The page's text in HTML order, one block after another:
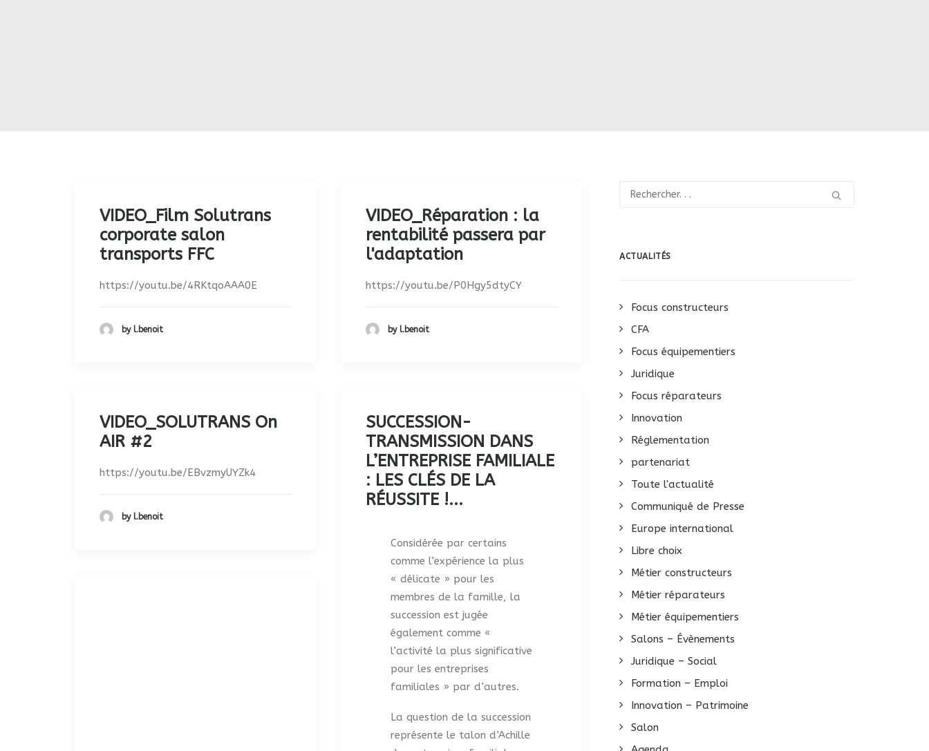
VIDEO_Film Solutrans
corporate salon
transports FFC
https://youtu.be/4RKtqoAAA0E
by l.benoit
VIDEO_Réparation : la
rentabilité passera par
l'adaptation
https://youtu.be/P0Hgy5dtyCY
by l.benoit
VIDEO_SOLUTRANS On
AIR #2
https://youtu.be/EBvzmyUYZk4
by l.benoit
SUCCESSION-
TRANSMISSION DANS
L’ENTREPRISE FAMILIALE
: LES CLÉS DE LA
RÉUSSITE !...
Considérée par certains
comme l’expérience la plus
« délicate » pour les
membres de la famille, la
succession est jugée
également comme «
l’activité la plus significative
pour les entreprises
familiales » par d’autres.
La question de la succession
représente le talon d’Achille
ACTUALITÉS
Focus constructeurs
CFA
Focus équipementiers
Juridique
Focus réparateurs
Innovation
Réglementation
partenariat
Toute l'actualité
Communiqué de Presse
Europe international
Libre choix
Métier constructeurs
Métier réparateurs
Métier équipementiers
Salons – Évènements
Juridique – Social
Formation – Emploi
Innovation – Patrimoine
Salon